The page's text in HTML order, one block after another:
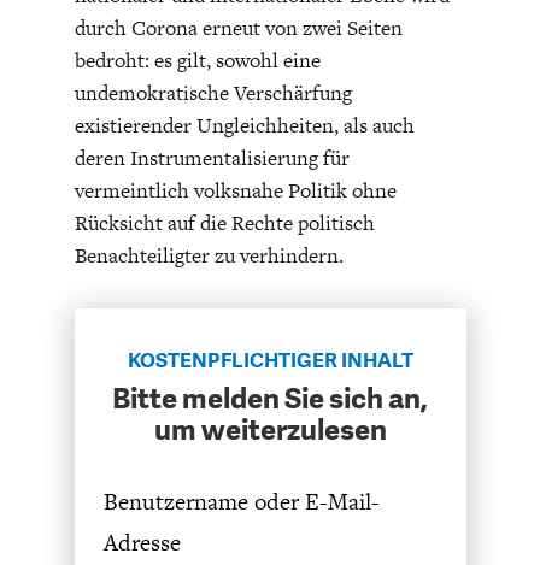
DAS DEUTSCHE
GELDPOLITIK
durch Corona erneut von zwei Seiten
bedroht: es gilt, sowohl eine
undemokratische Verschärfung
existierender Ungleichheiten, als auch
deren Instrumentalisierung für
vermeintlich volksnahe Politik ohne
Rücksicht auf die Rechte politisch
Benachteiligter zu verhindern.
KOSTENPFLICHTIGER INHALT
Bitte melden Sie sich an,
um weiterzulesen
Benutzername oder E-Mail-
Adresse